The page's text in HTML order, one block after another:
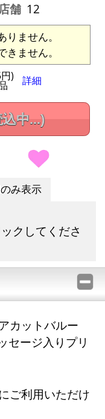
店舗 12
ません。
ません。
) 詳細
込中...)
み表示
クしてくださ
カットバルー
セージ入りプリ
ご利用いただけ